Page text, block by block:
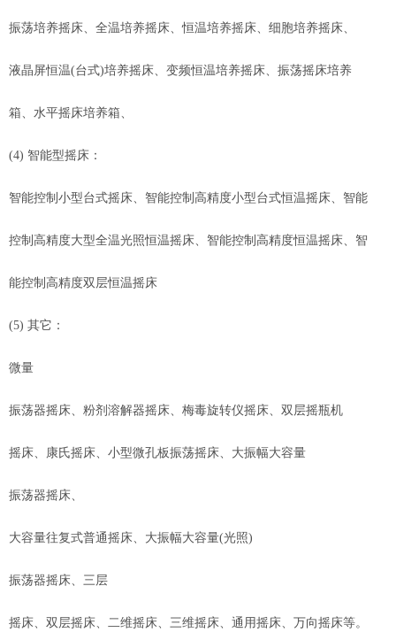
振荡培养摇床、全温培养摇床、恒温培养摇床、细胞培养摇床、
液晶屏恒温(台式)培养摇床、变频恒温培养摇床、振荡摇床培养
箱、水平摇床培养箱、
(4) 智能型摇床：
智能控制小型台式摇床、智能控制高精度小型台式恒温摇床、智能
控制高精度大型全温光照恒温摇床、智能控制高精度恒温摇床、智
能控制高精度双层恒温摇床
(5) 其它：
微量
振荡器摇床、粉剂溶解器摇床、梅毒旋转仪摇床、双层摇瓶机
摇床、康氏摇床、小型微孔板振荡摇床、大振幅大容量
振荡器摇床、
大容量往复式普通摇床、大振幅大容量(光照)
振荡器摇床、三层
摇床、双层摇床、二维摇床、三维摇床、通用摇床、万向摇床等。